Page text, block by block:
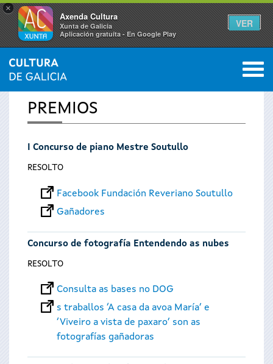
×
Axenda Cultura
Xunta de Galicia
Aplicación gratuíta - En Google Play
VER
Vostede
está
aquí
INICIO 0
PREMIOS
I Concurso de piano Mestre Soutullo
RESOLTO
Facebook Fundación Reveriano Soutullo
Gañadores
Concurso de fotografía Entendendo as nubes
RESOLTO
Consulta as bases no DOG
s traballos ‘A casa da avoa María’ e
‘Viveiro a vista de paxaro’ son as
fotografías gañadoras